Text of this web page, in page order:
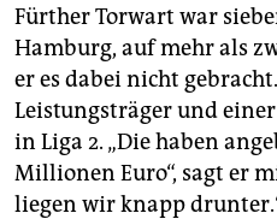
Fürther Torwart war
Hamburg, auf mehr als
er es dabei nicht
Leistungsträger und
in Liga 2. „Die haben
Millionen Euro“, sagt er
liegen wir knapp